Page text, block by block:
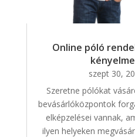
Online póló
szept 30,
Szeretne pólókat
bevásárlóközpontok
elképzelései vannak,
ilyen helyeken